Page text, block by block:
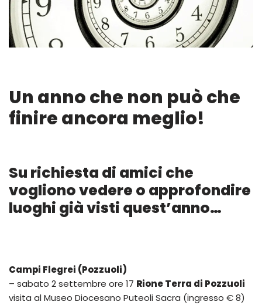
Un anno che non può che
finire ancora meglio!
Su richiesta di amici che
vogliono vedere o approfondire
luoghi già visti quest’anno…
Campi Flegrei (Pozzuoli)
– sabato 2 settembre ore 17 Rione Terra di Pozzuoli
visita al Museo Diocesano Puteoli Sacra (ingresso € 8)